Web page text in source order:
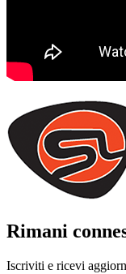
Rimani
Iscriviti e ricevi